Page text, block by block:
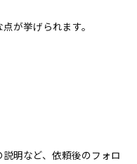
が挙げられます。
明など、依頼後のフォロ